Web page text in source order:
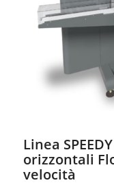
Linea
orizzontali
velocità